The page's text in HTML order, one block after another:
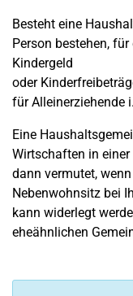
Besteht eine
Person bestehen,
Kindergeld
oder
für Alleinerziehende
Eine
Wirtschaften in
dann vermutet,
Nebenwohnsitz bei
kann widerlegt
eheähnlichen